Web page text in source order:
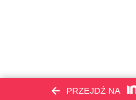
PRZEJDŹ NA